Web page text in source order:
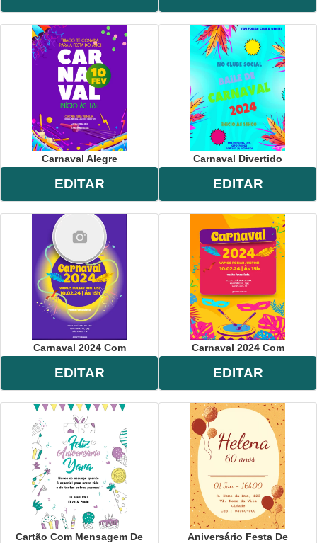
Carnaval Alegre
EDITAR
Carnaval Divertido
EDITAR
Carnaval 2024 Com
EDITAR
Carnaval 2024 Com
EDITAR
Cartão Com Mensagem De Aniversário Festa De